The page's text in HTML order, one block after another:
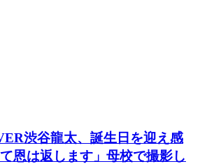
渋谷龍太、誕生日を迎え感
恩は返します」母校で撮影し